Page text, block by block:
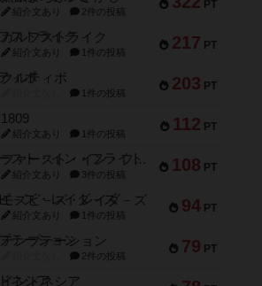
PT
紹介文あり 2件の投稿
217 PT
ガルフストライク
紹介文あり 1件の投稿
203 PT
クルティボ
1件の投稿
112 PT
1809
紹介文あり 1件の投稿
108 PT
ファースト・イン・フライト
紹介文あり 3件の投稿
94 PT
モズビ－ズ・レイダ－ズ
紹介文あり 1件の投稿
79 PT
テンプテーション
2件の投稿
インドネシア